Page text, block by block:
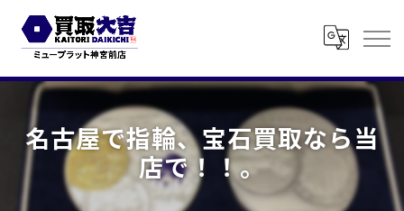
名古屋で指輪、宝石買取なら当
店で！！。